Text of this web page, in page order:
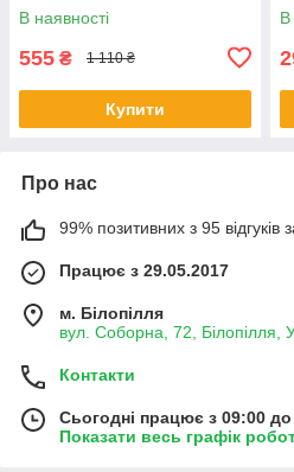
В наявності
555 ₴ 1 110 ₴
Купити
В
Про нас
99% позитивних з 95 відгуків
Працює з 29.05.2017
м. Білопілля
вул. Соборна, 72, Білопілля,
Контакти
Сьогодні працює з 09:00
Показати весь графік